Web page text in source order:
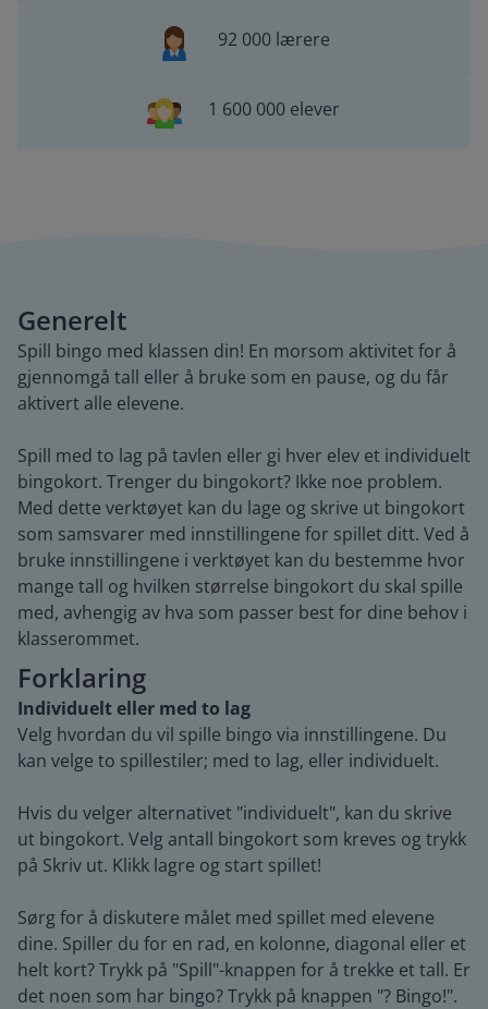
92 000 lærere
1 600 000 elever
Generelt
Spill bingo med klassen din! En morsom aktivitet for å
gjennomgå tall eller å bruke som en pause, og du får
aktivert alle elevene.
Spill med to lag på tavlen eller gi hver elev et individuelt
bingokort. Trenger du bingokort? Ikke noe problem.
Med dette verktøyet kan du lage og skrive ut bingokort
som samsvarer med innstillingene for spillet ditt. Ved å
bruke innstillingene i verktøyet kan du bestemme hvor
mange tall og hvilken størrelse bingokort du skal spille
med, avhengig av hva som passer best for dine behov i
klasserommet.
Forklaring
Individuelt eller med to lag
Velg hvordan du vil spille bingo via innstillingene. Du
kan velge to spillestiler; med to lag, eller individuelt.
Hvis du velger alternativet "individuelt", kan du skrive
ut bingokort. Velg antall bingokort som kreves og trykk
på Skriv ut. Klikk lagre og start spillet!
Sørg for å diskutere målet med spillet med elevene
dine. Spiller du for en rad, en kolonne, diagonal eller et
helt kort? Trykk på "Spill"-knappen for å trekke et tall. Er
det noen som har bingo? Trykk på knappen "? Bingo!".